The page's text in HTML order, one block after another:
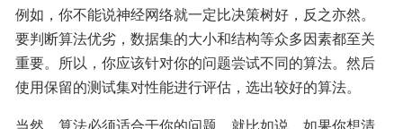
例如，你不能说神经网络就一定比决策树好，反之亦然。
要判断算法优劣，数据集的大小和结构等众多因素都至关
重要。所以，你应该针对你的问题尝试不同的算法。然后
使用保留的测试集对性能进行评估，选出较好的算法。
当然，算法必须适合于你的问题。就比如说，如果你想清